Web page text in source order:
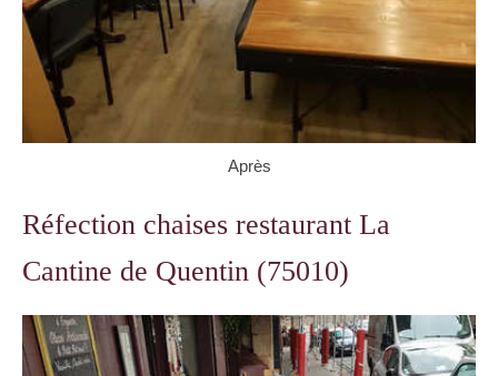
Après
Réfection chaises restaurant La
Cantine de Quentin (75010)